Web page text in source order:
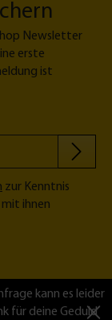
Newsletter
erste
ist
zur Kenntnis
mit ihnen
kann es leider
für deine Geduld